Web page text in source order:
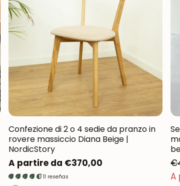
Confezione di 2 o 4 sedie da pranzo in
rovere massiccio Diana Beige |
NordicStory
Prezzo
normale
A partire da €370,00
11 reseñas A
Prezzo di
Prezzo